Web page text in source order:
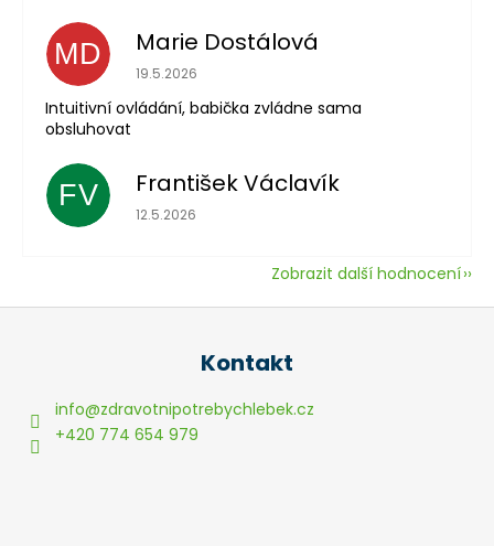
MD Marie Dostálová
Hodnocení obchodu je 5 z 5 hvězdiček.
19.5.2026
Intuitivní ovládání, babička zvládne sama
obsluhovat
FV František Václavík
Hodnocení obchodu je 5 z 5 hvězdiček.
12.5.2026
Zobrazit další hodnocení
Kontakt
info@zdravotnipotrebychlebek.cz
+420 774 654 979